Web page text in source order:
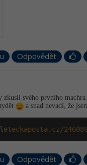
Odpovědět
zkusil svého prvního
a snad nevadí, že
Odpovědět